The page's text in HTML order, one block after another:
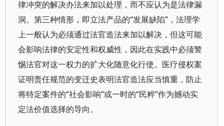
律冲突的解决办法来加以处理，而不应认为是法律漏
洞。第三种情形，即立法产品的“发展缺陷”，法理学
上一般认为必须通过法官造法来加以解决，但这可能
会影响法律的安定性和权威性，因此在实践中必须警
惕法官对这一权力的扩大化随意化行使。医疗侵权案
证明责任规范的变迁史表明法官造法应当慎重，防止
将特定案件的“社会影响”或一时的“民粹”作为撼动实
定法价值选择的导向。